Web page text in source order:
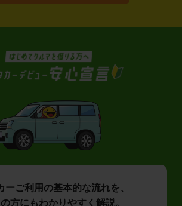
ーご利用の基本的な流れを、
方にもわかりやすく解説。